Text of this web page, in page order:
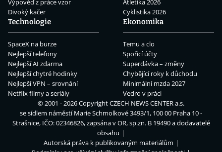
Divoký kačer
Cyklistika 2026
Technologie
SpaceX na burze
Nejlepší telefony
Nejlepší AI zdarma
Nejlepší chytré hodinky
Nejlepší VPN – srovnání
Netflix filmy a seriály
Ekonomika
Temu a clo
Spořicí účty
Superdávka – změny
Chybějící roky k důchodu
Minimální mzda 2027
Vedro v práci
© 2001 - 2026 CopyrightCZECH NEWS CENTER a.s.
se sídlem náměstí Marie Schmolkové 3493/1, 100 00 Praha 10 -
Strašnice, IČO: 02346826, zapsána v OR, sp.zn. B 19490 a dodavatelé
obsahu
Autorská práva k publikovaným materiálům